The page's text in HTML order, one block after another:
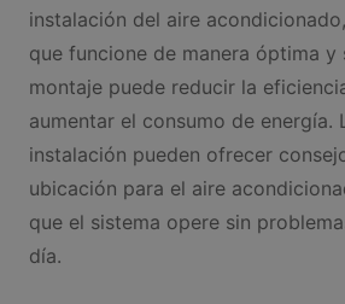
instalación del aire
que funcione de manera óptima y
montaje puede reducir la
aumentar el consumo de energía.
instalación pueden ofrecer
ubicación para el aire
que el sistema opere sin
día.